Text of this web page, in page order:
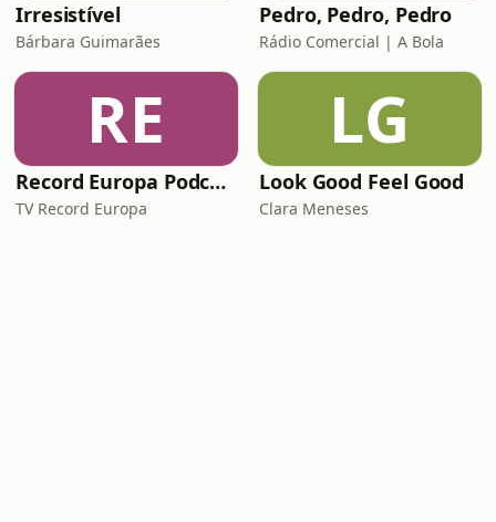
Irresistível
Bárbara Guimarães
Pedro, Pedro, Pedro
Rádio Comercial | A Bola
RE
Record Europa Podcast
TV Record Europa
LG
Look Good Feel Good
Clara Meneses